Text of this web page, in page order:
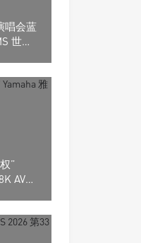
唱会蓝
世界
”
AV放